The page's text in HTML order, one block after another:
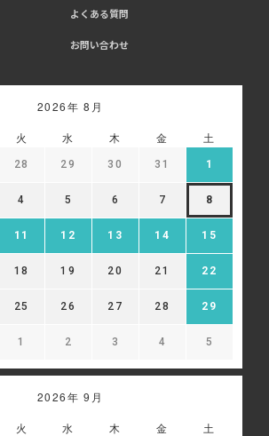
よくある質問
お問い合わせ
2026年 8月
火 水 木 金 土
28 29 30 31 1
4 5 6 7 8
11 12 13 14 15
18 19 20 21 22
25 26 27 28 29
1 2 3 4 5
2026年 9月
火 水 木 金 土